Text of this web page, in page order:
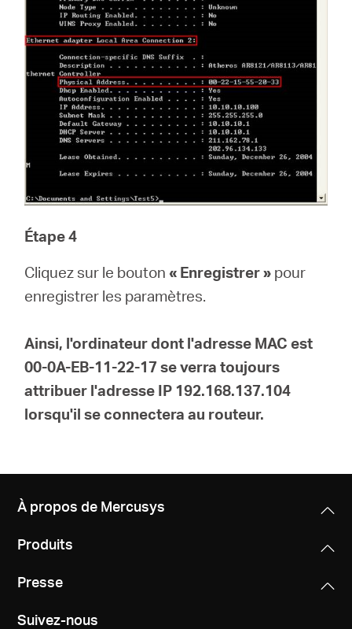
Étape 4
Cliquez sur le bouton « Enregistrer » pour
enregistrer les paramètres.
Ainsi, l'ordinateur dont l'adresse MAC est
00-0A-EB-11-22-17 se verra toujours
attribuer l'adresse IP 192.168.137.104
lorsqu'il se connectera au routeur.
À propos de Mercusys
Produits
Presse
Suivez-nous